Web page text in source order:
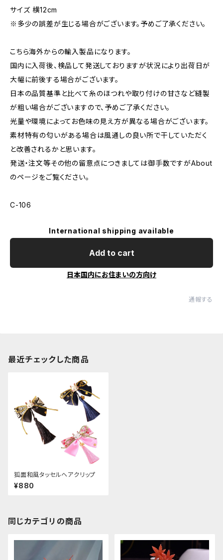
サイズ 横12cm
※多少の誤差が生じる場合がございます。予めご了承ください。
こちら海外からの輸入製品になります。
国内に入荷後、検品して発送しておりますが状況により出荷日が
大幅に前後する場合がございます。
日本の品質基準と比べて糸のほつれや取り付けの甘さなど縫製
が粗い場合がございますので、予めご了承ください。
光量や環境によってお色味の見え方が異なる場合がございます。
素材特有の匂いがある場合は風通しの良い所で干していただく
と改善されるかと思います。
発送・注文等その他の留意点につきましては御手数ですがAbout
のページをご覧ください。
C-106
International shipping available
Add to cart
日本国内にお住まいの方向け
通報する
最近チェックした商品
狐面和風タッセルヘアクリップ
¥880
同じカテゴリの商品